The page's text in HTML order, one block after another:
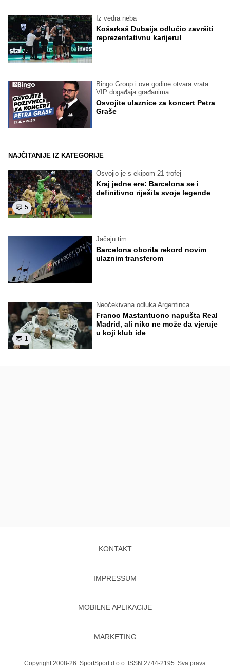
Iz vedra neba
Košarkaš Dubaija odlučio završiti
reprezentativnu karijeru!
Bingo Group i ove godine otvara vrata
VIP događaja građanima
Osvojite ulaznice za koncert Petra
Graše
NAJČITANIJE IZ KATEGORIJE
5
Osvojio je s ekipom 21 trofej
Kraj jedne ere: Barcelona se i
definitivno riješila svoje legende
Jačaju tim
Barcelona oborila rekord novim
ulaznim transferom
1
Neočekivana odluka Argentinca
Franco Mastantuono napušta Real
Madrid, ali niko ne može da vjeruje
u koji klub ide
KONTAKT
IMPRESSUM
MOBILNE APLIKACIJE
MARKETING
Copyright 2008-26. SportSport d.o.o. ISSN 2744-2195. Sva prava